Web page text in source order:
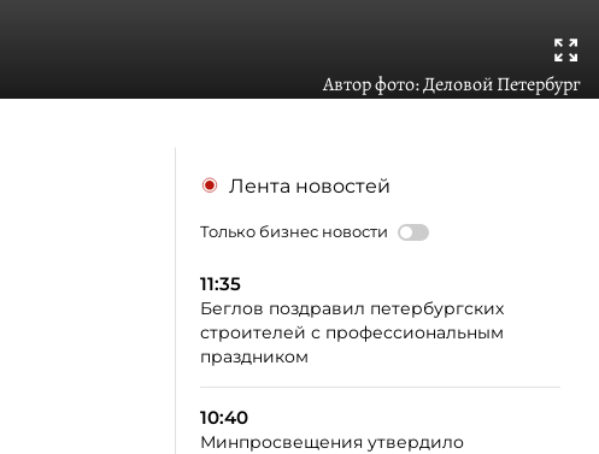
Автор фото:Деловой Петербург
Лента новостей
Только бизнес новости
11:35
Беглов поздравил петербургских
строителей с профессиональным
праздником
10:40
Минпросвещения утвердило